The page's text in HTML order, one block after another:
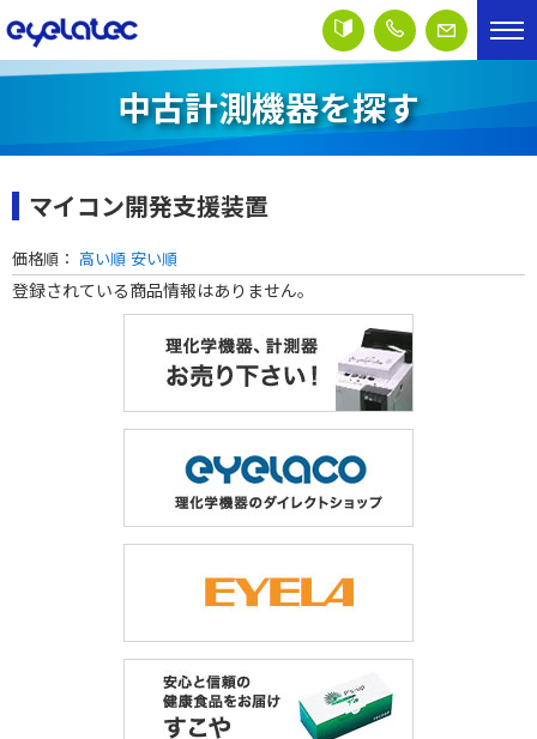
中古計測機器を探す
マイコン開発支援装置
価格順： 高い順 安い順
登録されている商品情報はありません。